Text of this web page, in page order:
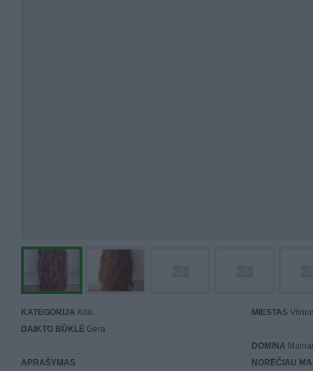
KATEGORIJA Kita... MIESTAS
DAIKTO BŪKLĖ Gera
DOMINA
APRAŠYMAS
NORĖČIAU